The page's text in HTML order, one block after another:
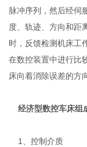
脉冲序列，然后经伺
度、轨迹、方向和距
时，反馈检测机床工
在数控装置中进行比
床向着消除误差的方
经济型数控车床组
1、控制介质